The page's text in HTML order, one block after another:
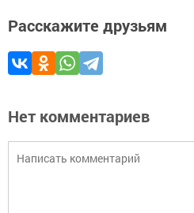
Расскажите друзьям
Нет комментариев